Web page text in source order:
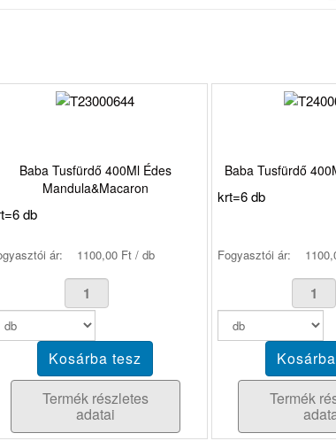
Baba Tusfürdő 400Ml Édes
Mandula&Macaron
db
ár: 1100,00 Ft / db
Termék részletes
adatai
Baba Tusfürdő
krt=6 db
Fogyasztói ár:
Termék